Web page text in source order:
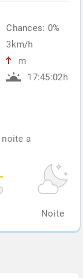
Chances: 0%
3km/h
m
17:45:02h
a
Noite